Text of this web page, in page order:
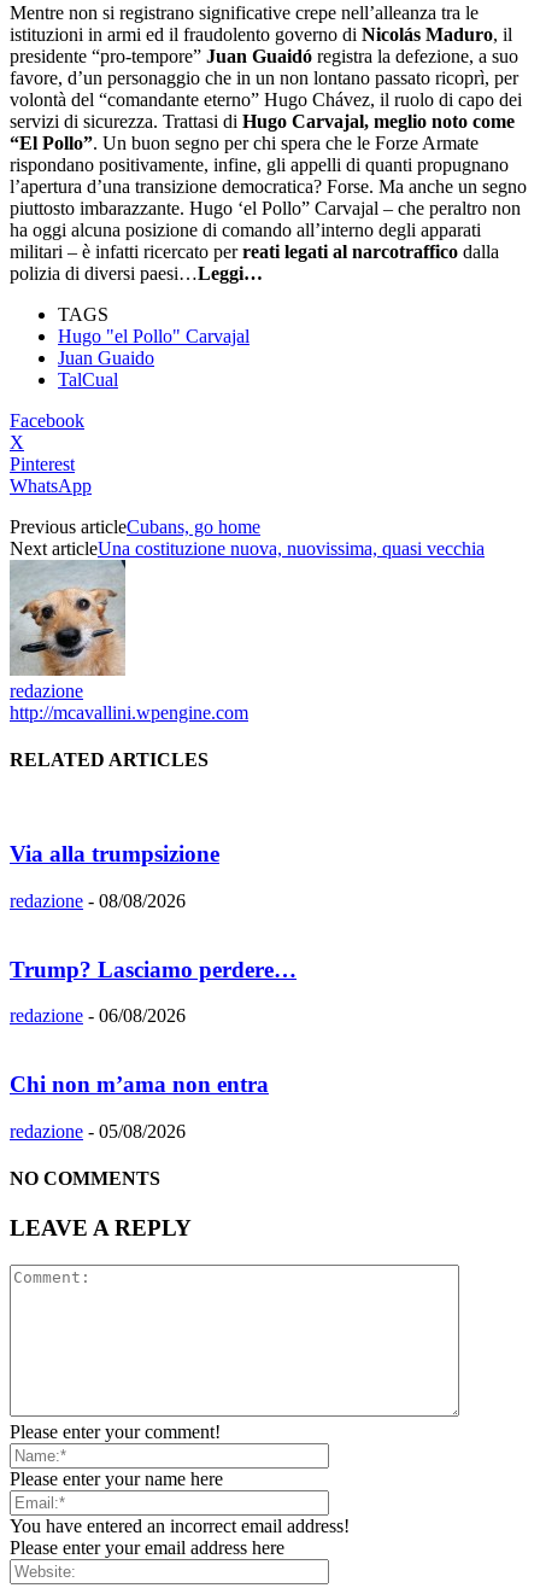
Mentre non si registrano significative crepe nell’alleanza tra le
istituzioni in armi ed il fraudolento governo di Nicolás Maduro, il
presidente “pro-tempore” Juan Guaidó registra la defezione, a suo
favore, d’un personaggio che in un non lontano passato ricoprì, per
volontà del “comandante eterno” Hugo Chávez, il ruolo di capo dei
servizi di sicurezza. Trattasi di Hugo Carvajal, meglio noto come
“El Pollo”. Un buon segno per chi spera che le Forze Armate
rispondano positivamente, infine, gli appelli di quanti propugnano
l’apertura d’una transizione democratica? Forse. Ma anche un segno
piuttosto imbarazzante. Hugo ‘el Pollo” Carvajal – che peraltro non
ha oggi alcuna posizione di comando all’interno degli apparati
militari – è infatti ricercato perreati legati al narcotraffico dalla
polizia di diversi paesi…Leggi…
TAGS
Hugo "el Pollo" Carvajal
Juan Guaido
TalCual
Facebook
X
Pinterest
WhatsApp
Previous articleCubans, go home
Next articleUna costituzione nuova, nuovissima, quasi vecchia
redazione
http://mcavallini.wpengine.com
RELATED ARTICLES
Via alla trumpsizione
redazione - 08/08/2026
Trump? Lasciamo perdere…
redazione - 06/08/2026
Chi non m’ama non entra
redazione - 05/08/2026
NO COMMENTS
LEAVE A REPLY
Please enter your comment!
Please enter your name here
You have entered an incorrect email address!
Please enter your email address here